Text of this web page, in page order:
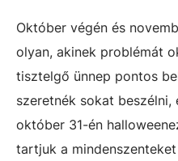
Október végén és
olyan, akinek problémát
tisztelgő ünnep pontos
szeretnék sokat
október 31-én
tartjuk a